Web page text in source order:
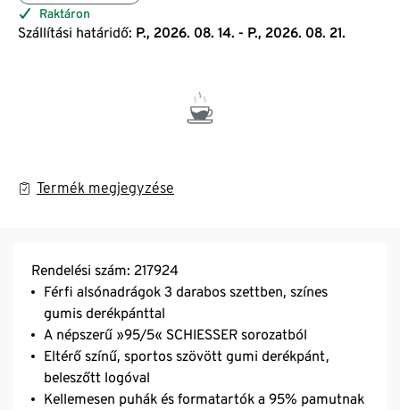
Raktáron
Szállítási határidő: P., 2026. 08. 14. - P., 2026. 08. 21.
Termék megjegyzése
Rendelési szám: 217924
Férfi alsónadrágok 3 darabos szettben, színes
gumis derékpánttal
A népszerű »95/5« SCHIESSER sorozatból
Eltérő színű, sportos szövött gumi derékpánt,
beleszőtt logóval
Kellemesen puhák és formatartók a 95% pamutnak